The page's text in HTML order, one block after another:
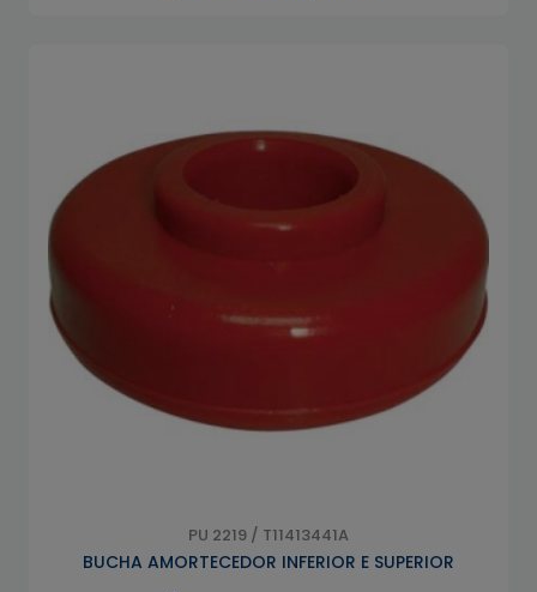
PU 2219 / T11413441A
BUCHA AMORTECEDOR INFERIOR E SUPERIOR